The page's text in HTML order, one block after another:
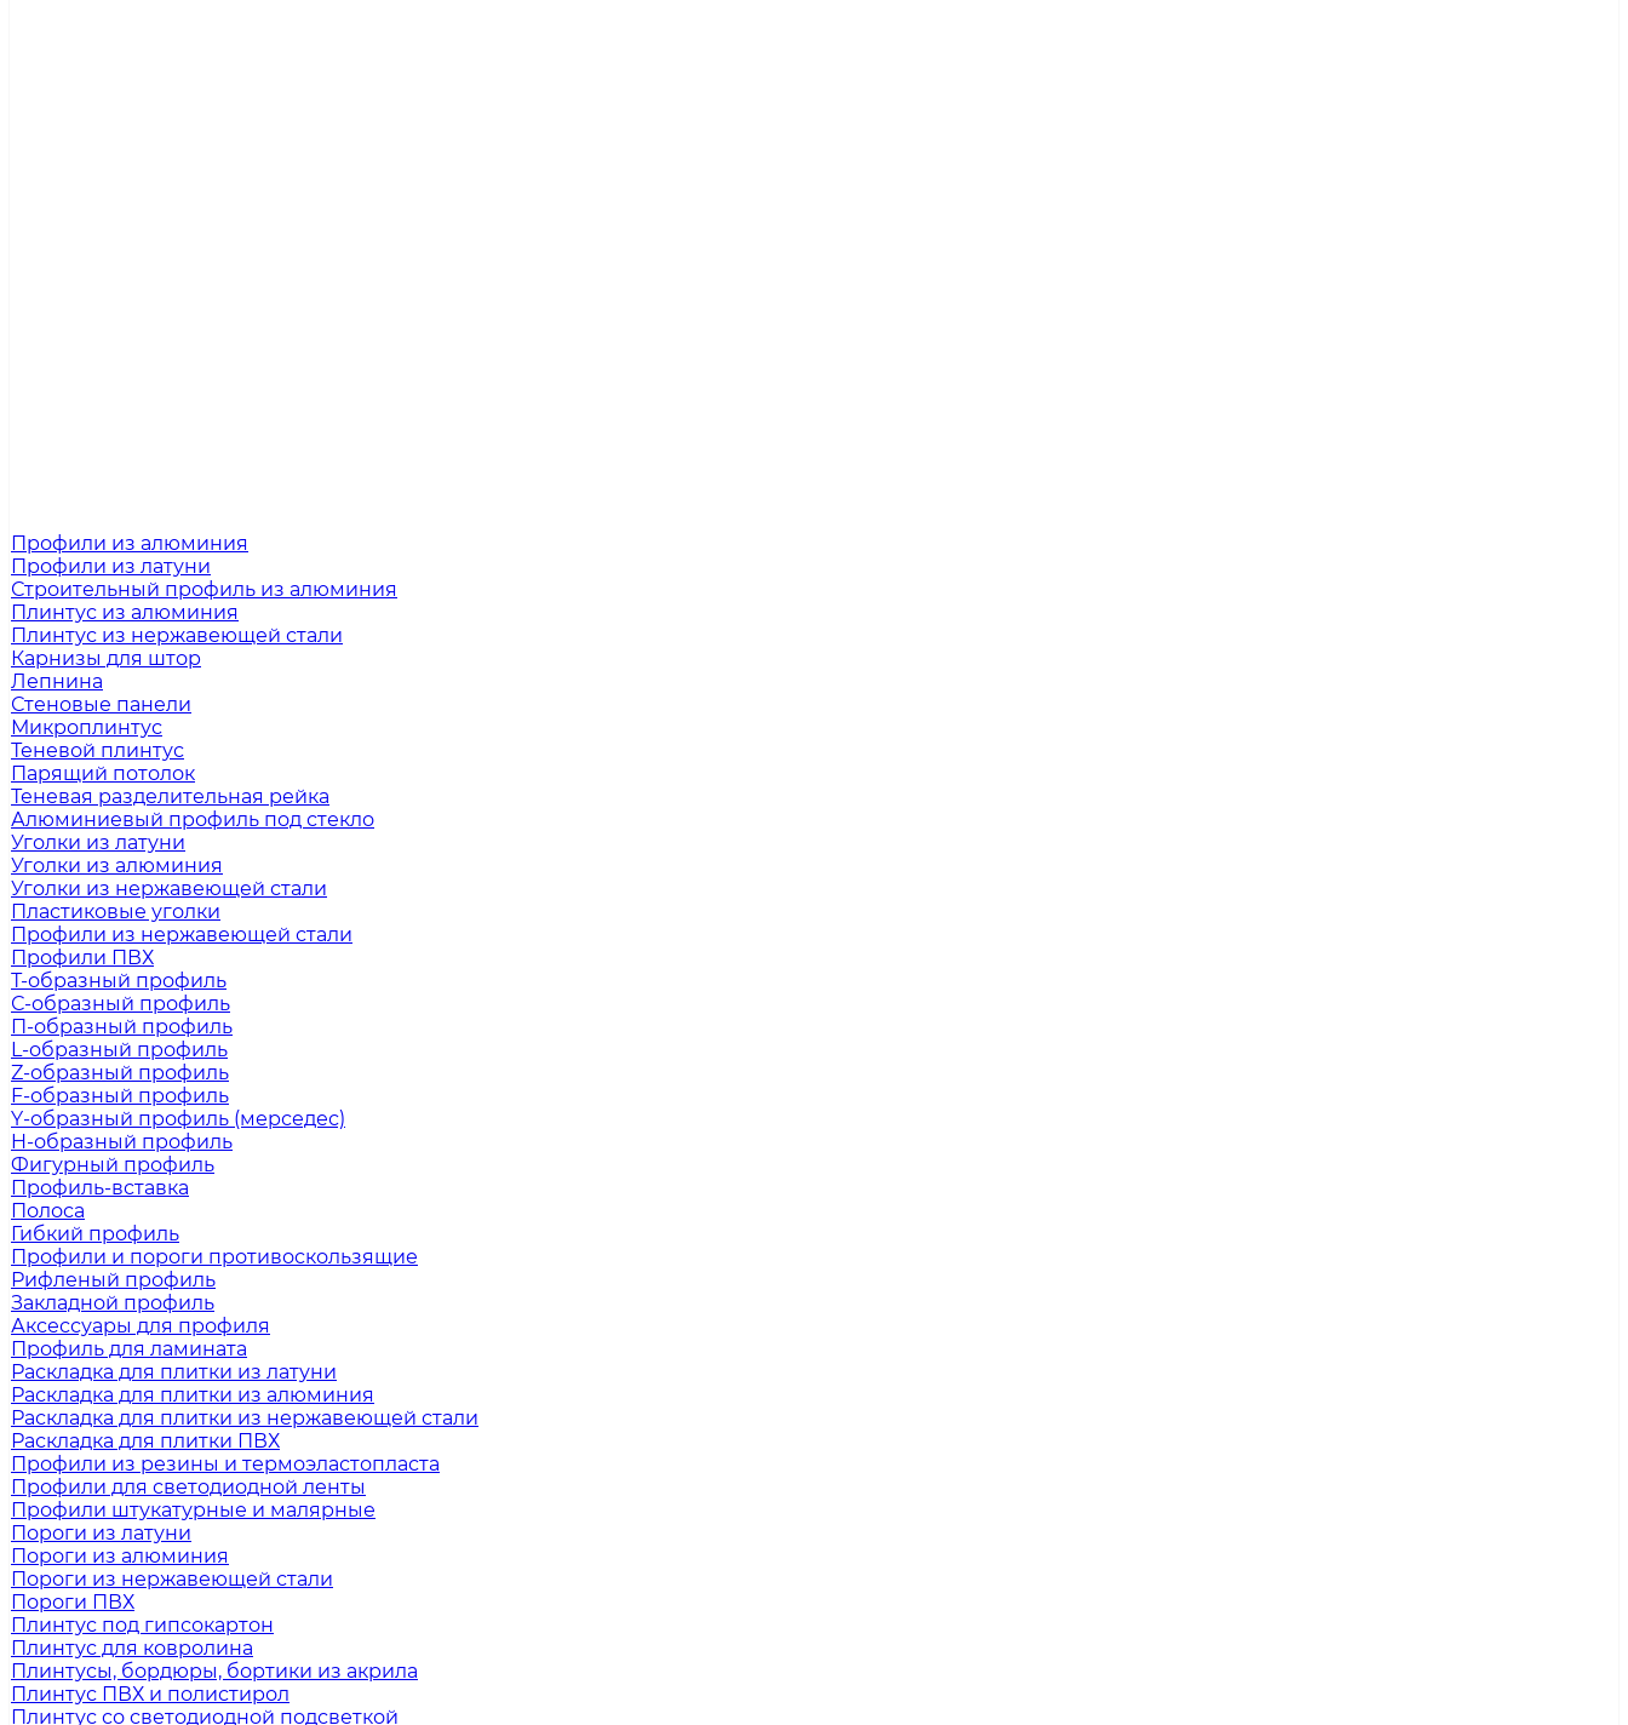
Профили из алюминия
Профили из латуни
Строительный профиль из алюминия
Плинтус из алюминия
Плинтус из нержавеющей стали
Карнизы для штор
Лепнина
Стеновые панели
Микроплинтус
Теневой плинтус
Парящий потолок
Теневая разделительная рейка
Алюминиевый профиль под стекло
Уголки из латуни
Уголки из алюминия
Уголки из нержавеющей стали
Пластиковые уголки
Профили из нержавеющей стали
Профили ПВХ
Т-образный профиль
С-образный профиль
П-образный профиль
L-образный профиль
Z-образный профиль
F-образный профиль
Y-образный профиль (мерседес)
H-образный профиль
Фигурный профиль
Профиль-вставка
Полоса
Гибкий профиль
Профили и пороги противоскользящие
Рифленый профиль
Закладной профиль
Аксессуары для профиля
Профиль для ламината
Раскладка для плитки из латуни
Раскладка для плитки из алюминия
Раскладка для плитки из нержавеющей стали
Раскладка для плитки ПВХ
Профили из резины и термоэластопласта
Профили для светодиодной ленты
Профили штукатурные и малярные
Пороги из латуни
Пороги из алюминия
Пороги из нержавеющей стали
Пороги ПВХ
Плинтус под гипсокартон
Плинтус для ковролина
Плинтусы, бордюры, бортики из акрила
Плинтус ПВХ и полистирол
Плинтус со светодиодной подсветкой